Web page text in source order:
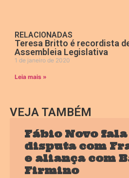
RELACIONADAS
Teresa Britto é recordista
Assembleia Legislativa
1 de janeiro de 2020
Leia mais »
VEJA TAMBÉM
Fábio Novo
disputa com
e aliança com
Firmino